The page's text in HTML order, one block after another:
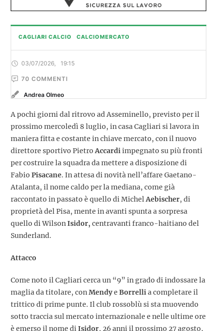
CAGLIARI CALCIO CALCIOMERCATO
03/07/2026, 19:15
70 COMMENTI
Andrea Olmeo
A pochi giorni dal ritrovo ad Asseminello, previsto per il
prossimo mercoledì 8 luglio, in casa Cagliari si lavora in
maniera fitta e costante in chiave mercato, con il nuovo
direttore sportivo PietroAccardiimpegnato su più fronti
per costruire la squadra da mettere a disposizione di
Fabio Pisacane. In attesa di novità nell’affare Gaetano-
Atalanta, il nome caldo per la mediana, come già
raccontato in passato è quello di MichelAebischer, di
proprietà del Pisa, mente in avanti spunta a sorpresa
quello di WilsonIsidor, centravanti franco-haitiano del
Sunderland.
Attacco
Come noto il Cagliari cerca un “9” in grado di indossare la
maglia da titolare, conMendye Borrellia completare il
trittico di prime punte. Il club rossoblù si sta muovendo
sotto traccia sul mercato internazionale e nelle ultime ore
è emerso il nome diIsidor, 26 anni il prossimo 27 agosto,